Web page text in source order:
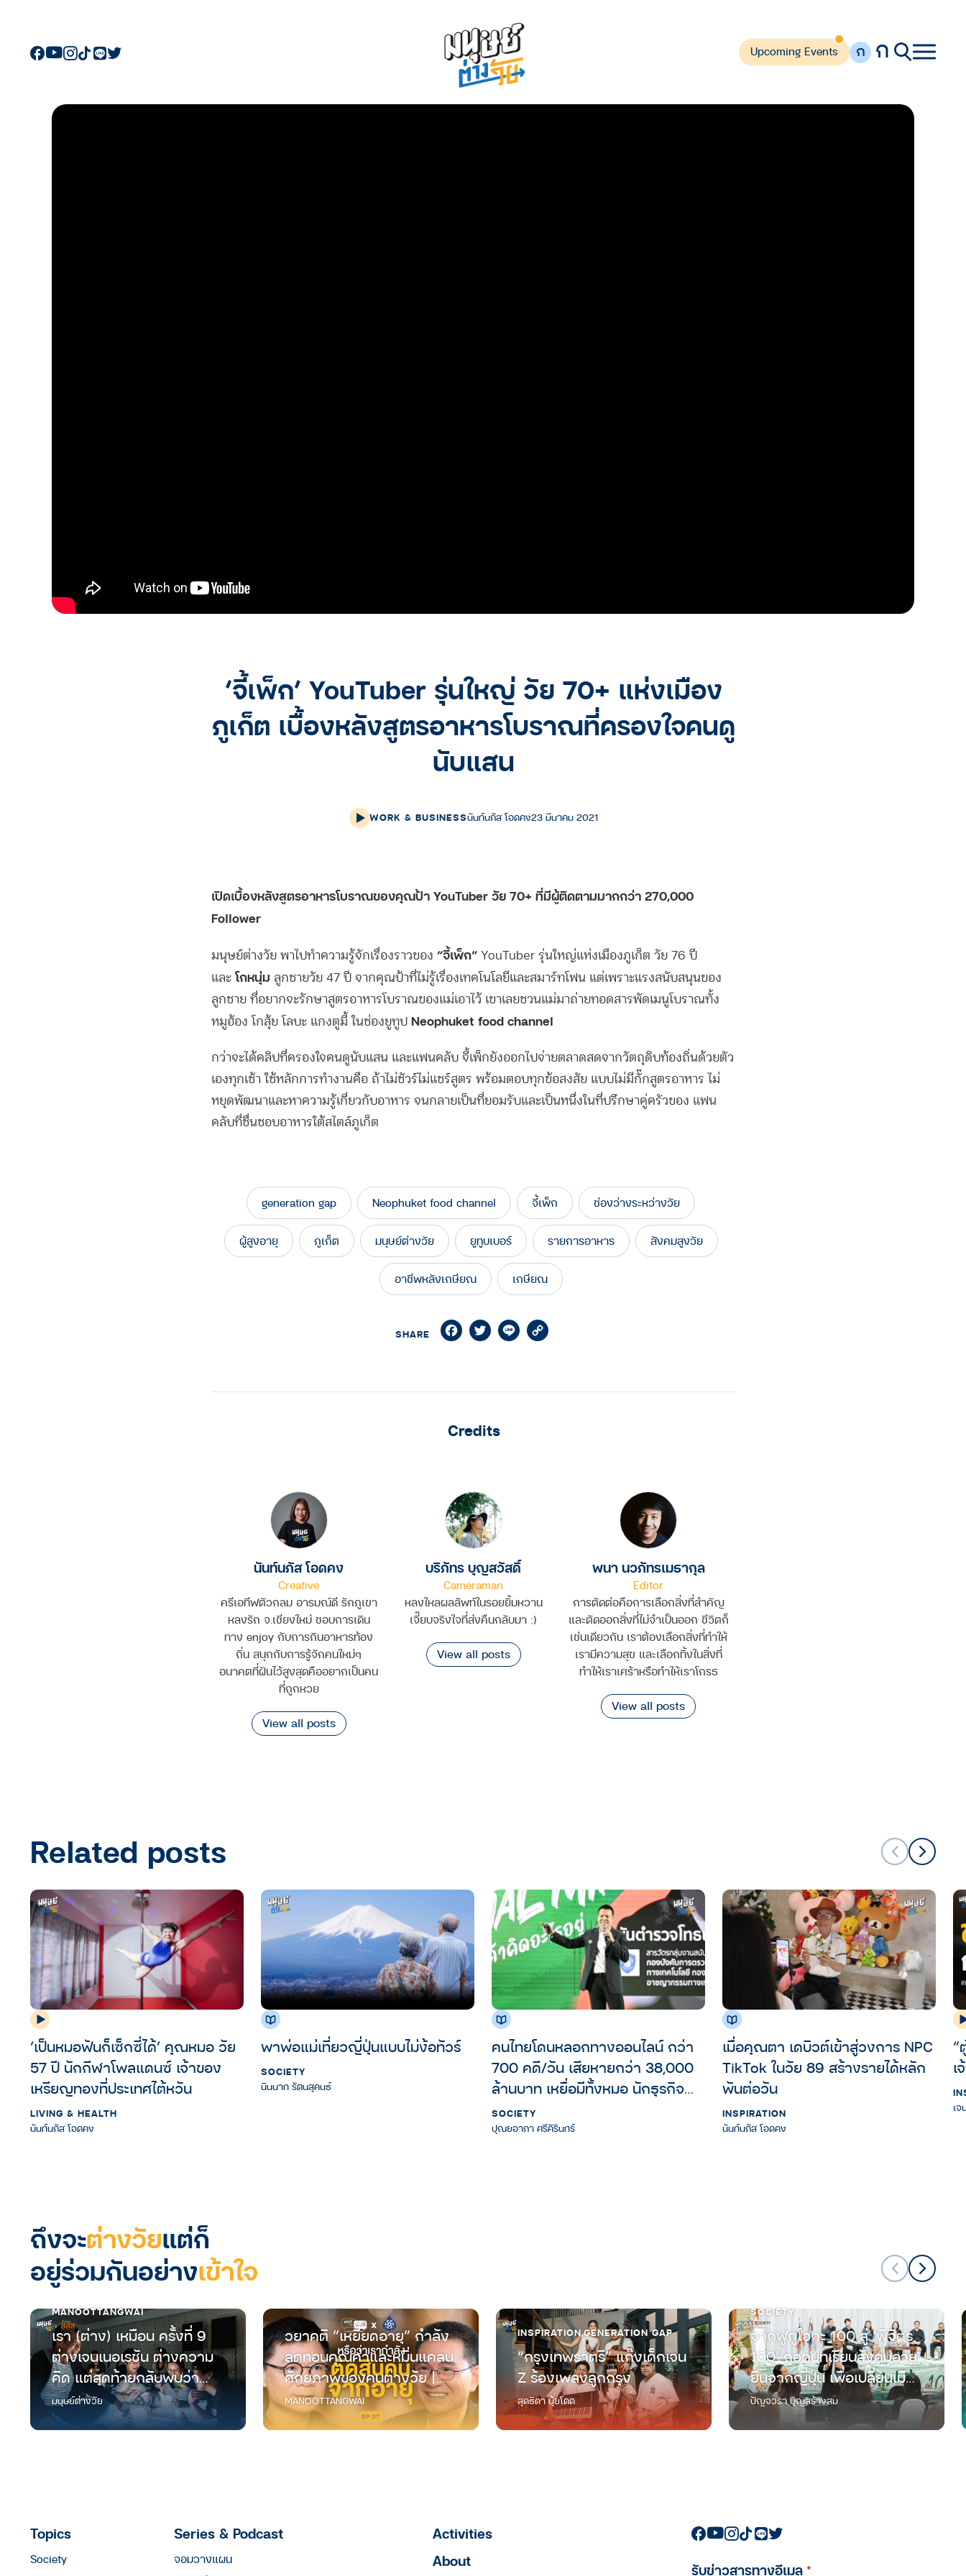
Upcoming Events ก ก
‘จี้เพ็ก’ YouTuber รุ่นใหญ่ วัย 70+ แห่งเมือง
ภูเก็ต เบื้องหลังสูตรอาหารโบราณที่ครองใจคนดู
นับแสน
WORK & BUSINESSนันท์นภัส โอดคง23 มีนาคม 2021
เปิดเบื้องหลังสูตรอาหารโบราณของคุณป้า YouTuber วัย 70+ ที่มีผู้ติดตามมากกว่า 270,000
Follower
มนุษย์ต่างวัย พาไปทำความรู้จักเรื่องราวของ “จี้เพ็ก” YouTuber รุ่นใหญ่แห่งเมืองภูเก็ต วัย 76 ปี
และ โกหนุ่ม ลูกชายวัย 47 ปี จากคุณป้าที่ไม่รู้เรื่องเทคโนโลยีและสมาร์ทโฟน แต่เพราะแรงสนับสนุนของ
ลูกชาย ที่อยากจะรักษาสูตรอาหารโบราณของแม่เอาไว้ เขาเลยชวนแม่มาถ่ายทอดสารพัดเมนูโบราณทั้ง
หมูฮ้อง โกสุ้ย โลบะ แกงตูมี้ ในช่องยูทูป Neophuket food channel
กว่าจะได้คลิปที่ครองใจคนดูนับแสน และแฟนคลับ จี้เพ็กยังออกไปจ่ายตลาดสดจากวัตถุดิบท้องถิ่นด้วยตัว
เองทุกเช้า ใช้หลักการทำงานคือ ถ้าไม่ชัวร์ไม่แชร์สูตร พร้อมตอบทุกข้อสงสัย แบบไม่มีกั๊กสูตรอาหาร ไม่
หยุดพัฒนาและหาความรู้เกี่ยวกับอาหาร จนกลายเป็นที่ยอมรับและเป็นหนึ่งในที่ปรึกษาคู่ครัวของ แฟน
คลับที่ชื่นชอบอาหารใต้สไตล์ภูเก็ต
generation gap Neophuket food channel จี้เพ็ก ช่องว่างระหว่างวัย
ผู้สูงอายุ ภูเก็ต มนุษย์ต่างวัย ยูทูบเบอร์ รายการอาหาร สังคมสูงวัย
อาชีพหลังเกษียณ เกษียณ
SHARE FacebookTwitterLine
Credits
นันท์นภัส โอดคง
Creative
ครีเอทีฟตัวกลม อารมณ์ดี รักภูเขา
หลงรัก จ.เชียงใหม่ ชอบการเดิน
ทาง enjoy กับการกินอาหารท้อง
ถิ่น สนุกกับการรู้จักคนใหม่ๆ
อนาคตที่ฝันไว้สูงสุดคืออยากเป็นคน
ที่ถูกหวย
View all posts
บริภัทร บุญสวัสดิ์
Cameraman
หลงใหลผลลัพท์ในรอยยิ้มหวาน
เจี๊ยบจริงใจที่ส่งคืนกลับมา :)
View all posts
พนา นวภัทรเมธากุล
Editor
การตัดต่อคือการเลือกสิ่งที่สำคัญ
และตัดออกสิ่งที่ไม่จำเป็นออก ชีวิตก็
เช่นเดียวกัน เราต้องเลือกสิ่งที่ทำให้
เรามีความสุข และเลือกทิ้งในสิ่งที่
ทำให้เราเศร้าหรือทำให้เราโกรธ
View all posts
Related posts
‘เป็นหมอฟันก็เซ็กซี่ได้’ คุณหมอ วัย
57 ปี นักกีฬาโพลแดนซ์ เจ้าของ
เหรียญทองที่ประเทศไต้หวัน
LIVING & HEALTH
นันท์นภัส โอดคง
พาพ่อแม่เที่ยวญี่ปุ่นแบบไม่ง้อทัวร์
SOCIETY
นินนาท รัตนสุคนธ์
คนไทยโดนหลอกทางออนไลน์ กว่า
700 คดี/วัน เสียหายกว่า 38,000
ล้านบาท เหยื่อมีทั้งหมอ นักธุรกิจ
และ คนจบดอกเตอร์
SOCIETY
ปุณยอาภา ศรีคิรินทร์
เมื่อคุณตา เดบิวต์เข้าสู่วงการ NPC
TikTok ในวัย 89 สร้างรายได้หลัก
พันต่อวัน
INSPIRATION
นันท์นภัส โอดคง
“
เ
เ
ถึงจะต่างวัยแต่ก็
อยู่ร่วมกันอย่างเข้าใจ
MANOOTTANGWAI
เรา (ต่าง) เหมือน ครั้งที่ 9
ต่างเจนเนอเรชัน ต่างความ
คิด แต่สุดท้ายกลับพบว่า
“เราเหมือนกัน”
มนุษย์ต่างวัย
วยาคติ “เหยียดอายุ” กำลัง
ลดทอนคุณค่าและหมิ่นแคลน
ศักยภาพของคนต่างวัย |
มนุษย์ต่างวัย Talk EP.87
MANOOTTANGWAI
INSPIRATION,GENERATION GAP
“กรุงเทพราตรี” แก๊งเด็กเจน
Z ร้องเพลงลูกกรุง
สุดธิดา นุ้ยโดด
SOCIETY
จากฟูกูโอกะ 100 สู่ ‘พิจิตร
100’ ถอดบทเรียนสังคมอายุ
ยืนจากญี่ปุ่น เพื่อเปลี่ยนเมือง
ทางผ่านที่มีแต่ผู้สูงวัย ให้เป็น
แลนด์มาร์กใหม่ของการใช้
ปัญจวรา บุญสร้างสม
Topics
Society
Series & Podcast
จอมวางแผน
Activities
About
รับข่าวสารทางอีเมล*